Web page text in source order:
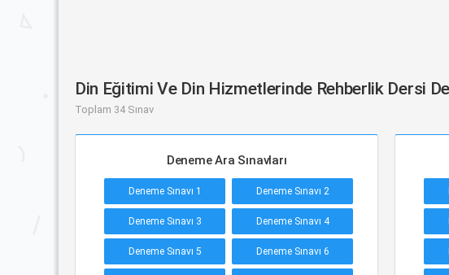
Din Eğitimi Ve Din Hizmetlerinde Rehberlik Dersi
Toplam 34 Sınav
Deneme Ara Sınavları
Deneme Sınavı 1 Deneme Sınavı 2
Deneme Sınavı 3 Deneme Sınavı 4
Deneme Sınavı 5 Deneme Sınavı 6